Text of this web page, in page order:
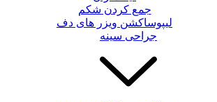
جمع کردن شکم
لیپوساکشن ویزر های دف
جراحی سینه